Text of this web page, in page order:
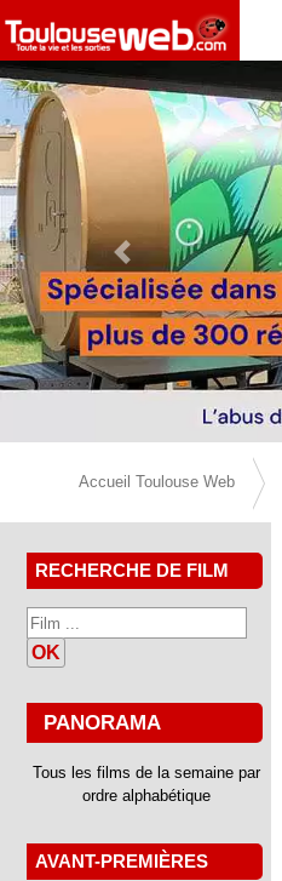
Previous Slide
Accueil Toulouse Web
RECHERCHE DE FILM
OK
PANORAMA
Tous les films de la semaine par
ordre alphabétique
AVANT-PREMIÈRES